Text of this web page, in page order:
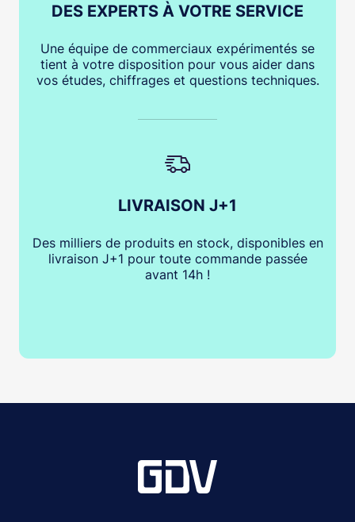
DES EXPERTS À VOTRE SERVICE
Une équipe de commerciaux expérimentés se
tient à votre disposition pour vous aider dans
vos études, chiffrages et questions techniques.
LIVRAISON J+1
Des milliers de produits en stock, disponibles en
livraison J+1 pour toute commande passée
avant 14h !